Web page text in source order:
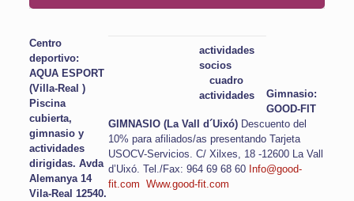
Centro
deportivo:
AQUA ESPORT
(Villa-Real )
Piscina
cubierta,
gimnasio y
actividades
dirigidas. Avda
Alemanya 14
Vila-Real 12540.
actividades
socios
cuadro
actividades
Gimnasio:
GOOD-FIT
GIMNASIO (La Vall d´Uixó) Descuento del
10% para afiliados/as presentando Tarjeta
USOCV-Servicios. C/ Xilxes, 18 -12600 La Vall
d’Uixó. Tel./Fax: 964 69 68 60 Info@good-
fit.com Www.good-fit.com